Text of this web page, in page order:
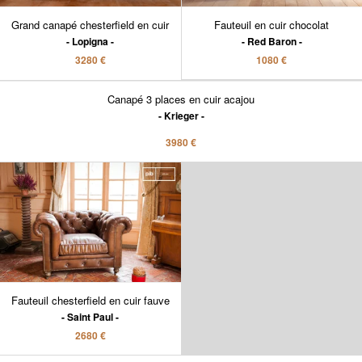
Grand canapé chesterfield en cuir
Lopigna
3280 €
Canapé 3 places en cuir acajou
Krieger
3980 €
Fauteuil en cuir chocolat
Red Baron
1080 €
Fauteuil chesterfield en cuir fauve
Saint Paul
2680 €